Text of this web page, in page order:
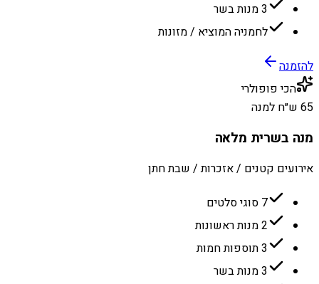
3 מנות בשר
לחמניה המוציא / מזונות
להזמנה
הכי פופולרי
65 ש״ח למנה
מנה בשרית מלאה
אירועים קטנים / אזכרות / שבת חתן
7 סוגי סלטים
2 מנות ראשונות
3 תוספות חמות
3 מנות בשר